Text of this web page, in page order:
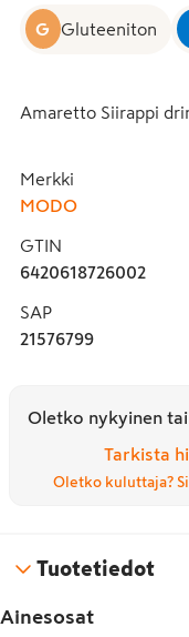
G Gluteeniton
Amaretto Siirappi
Merkki
MODO
GTIN
6420618726002
SAP
21576799
Oletko nykyinen tai
Tarkista
Oletko kuluttaja?
Tuotetiedot
Ainesosat